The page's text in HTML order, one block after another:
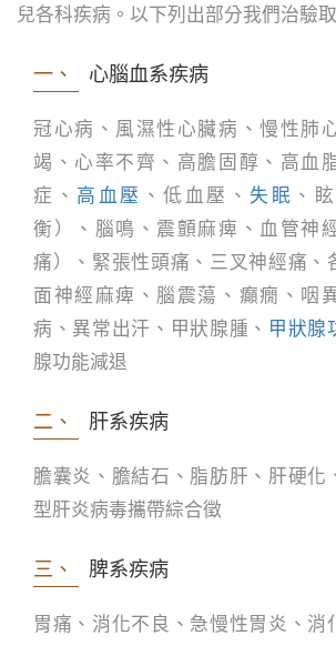
兒各科疾病。以下列出部分我們治驗
一、 心腦血系疾病
冠心病、風濕性心臟病、慢性肺
竭、心率不齊、高膽固醇、高血
症、 高血壓 、低血壓、 失眠 、
衡）、腦鳴、震顫麻痺、血管神
痛）、緊張性頭痛、三叉神經痛、
面神經麻痺、腦震蕩、癲癇、咽
病、異常出汗、甲狀腺腫、 甲狀腺
腺功能減退
二、 肝系疾病
膽囊炎、膽結石、脂肪肝、肝硬化
型肝炎病毒攜帶綜合徵
三、 脾系疾病
胃痛、消化不良、急慢性胃炎、消